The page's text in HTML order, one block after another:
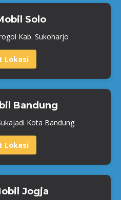
Solo
Kab. Sukoharjo
Lokasi
Bandung
Kota Bandung
Lokasi
Jogja